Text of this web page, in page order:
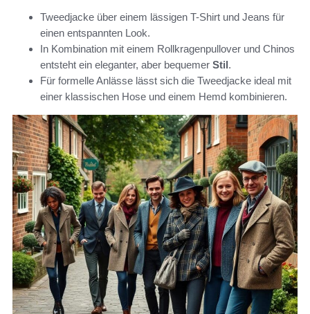
Tweedjacke über einem lässigen T-Shirt und Jeans für
einen entspannten Look.
In Kombination mit einem Rollkragenpullover und Chinos
entsteht ein eleganter, aber bequemer Stil.
Für formelle Anlässe lässt sich die Tweedjacke ideal mit
einer klassischen Hose und einem Hemd kombinieren.